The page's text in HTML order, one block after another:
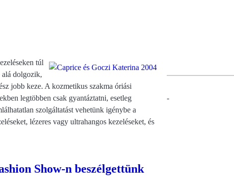
túl
alá dolgozik,
jobb keze. A kozmetikus szakma óriási
legtöbben csak gyantáztatni, esetleg
szolgáltatást vehetünk igénybe a
lézeres vagy ultrahangos kezeléseket, és
Show-n beszélgettünk
-